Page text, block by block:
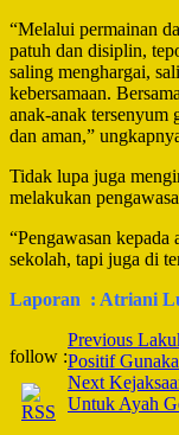
“Melalui permainan
patuh dan disiplin,
saling menghargai,
kebersamaan.
anak-anak tersenyum
dan aman,”
Tidak lupa juga
melakukan
“Pengawasan
sekolah, tapi juga di
Laporan : Atriani
follow :
Post
Navigation
Previous
Positif
Next
Untuk Ayah